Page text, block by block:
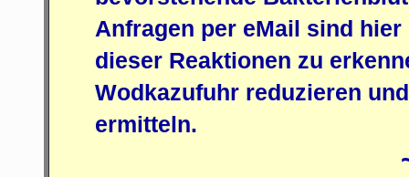
Anfragen per eMail sind
dieser Reaktionen zu
Wodkazufuhr reduzieren
ermitteln.